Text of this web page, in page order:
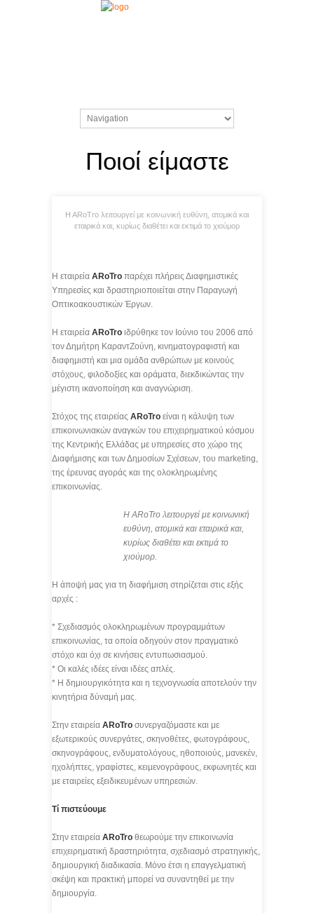
Ποιοί είμαστε
H ARoTro λειτουργεί με κοινωνική ευθύνη, ατομικά και
εταιρικά και, κυρίως διαθέτει και εκτιμά το χιούμορ
Η εταιρεία ARoTro παρέχει πλήρεις Διαφημιστικές
Υπηρεσίες και δραστηριοποιείται στην Παραγωγή
Οπτικοακουστικών Έργων.
Η εταιρεία ARoTro ιδρύθηκε τον Ιούνιο του 2006 από
τον Δημήτρη ΚαραντΖούνη, κινηματογραφιστή και
διαφημιστή και μια ομάδα ανθρώπων με κοινούς
στόχους, φιλοδοξίες και οράματα, διεκδικώντας την
μέγιστη ικανοποίηση και αναγνώριση.
Στόχος της εταιρείας ARoTro είναι η κάλυψη των
επικοινωνιακών αναγκών του επιχειρηματικού κόσμου
της Κεντρικής Ελλάδας με υπηρεσίες στο χώρο της
Διαφήμισης και των Δημοσίων Σχέσεων, του marketing,
της έρευνας αγοράς και της ολοκληρωμένης
επικοινωνίας.
H ARoTro λειτουργεί με κοινωνική
ευθύνη, ατομικά και εταιρικά και,
κυρίως διαθέτει και εκτιμά το
χιούμορ.
Η άποψή μας για τη διαφήμιση στηρίζεται στις εξής
αρχές :
* Σχεδιασμός ολοκληρωμένων προγραμμάτων
επικοινωνίας, τα οποία οδηγούν στον πραγματικό
στόχο και όχι σε κινήσεις εντυπωσιασμού.
* Οι καλές ιδέες είναι ιδέες απλές.
* Η δημιουργικότητα και η τεχνογνωσία αποτελούν την
κινητήρια δύναμή μας.
Στην εταιρεία ARoTro συνεργαζόμαστε και με
εξωτερικούς συνεργάτες, σκηνοθέτες, φωτογράφους,
σκηνογράφους, ενδυματολόγους, ηθοποιούς, μανεκέν,
ηχολήπτες, γραφίστες, κειμενογράφους, εκφωνητές και
με εταιρείες εξειδικευμένων υπηρεσιών.
Τί πιστεύουμε
Στην εταιρεία ARoTro θεωρούμε την επικοινωνία
επιχειρηματική δραστηριότητα, σχεδιασμό στρατηγικής,
δημιουργική διαδικασία. Μόνο έτσι η επαγγελματική
σκέψη και πρακτική μπορεί να συναντηθεί με την
δημιουργία.